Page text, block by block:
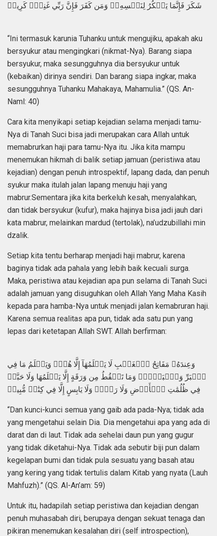
شَكَرَ فَإِنَّمَا يَشۡكُرُ لِنَفۡسِهِۦۖ وَمَن كَفَرَ فَإِنَّ رَبِّي غَنِيّٞ كَرِيمٞ
“Ini termasuk karunia Tuhanku untuk mengujiku, apakah aku
bersyukur atau mengingkari (nikmat-Nya). Barang siapa
bersyukur, maka sesungguhnya dia bersyukur untuk
(kebaikan) dirinya sendiri. Dan barang siapa ingkar, maka
sesungguhnya Tuhanku Mahakaya, Mahamulia.” (QS. An-
Naml: 40)
Cara kita menyikapi setiap kejadian selama menjadi tamu-
Nya di Tanah Suci bisa jadi merupakan cara Allah untuk
memabrurkan haji para tamu-Nya itu. Jika kita mampu
menemukan hikmah di balik setiap jamuan (peristiwa atau
kejadian) dengan penuh introspektif, lapang dada, dan penuh
syukur maka itulah jalan lapang menuju haji yang
mabrur.Sementara jika kita berkeluh kesah, menyalahkan,
dan tidak bersyukur (kufur), maka hajinya bisa jadi jauh dari
kata mabrur, melainkan mardud (tertolak), na’udzubillahi min
dzalik.
Setiap kita tentu berharap menjadi haji mabrur, karena
baginya tidak ada pahala yang lebih baik kecuali surga.
Maka, peristiwa atau kejadian apa pun selama di Tanah Suci
adalah jamuan yang disuguhkan oleh Allah Yang Maha Kasih
kepada para hamba-Nya untuk menjadi jalan kemabruran haji.
Karena semua realitas apa pun, tidak ada satu pun yang
lepas dari ketetapan Allah SWT. Allah berfirman:
وَعِندَهُۥ مَفَاتِحُ ٱلۡغَيۡبِ لَا يَعۡلَمُهَآ إِلَّا هُوَۚ وَيَعۡلَمُ مَا فِي
ٱلۡبَرِّ وَٱلۡبَحۡرِۚ وَمَا تَسۡقُطُ مِن وَرَقَةٍ إِلَّا يَعۡلَمُهَا وَلَا حَبَّةٖ
فِي ظُلُمَٰتِ ٱلۡأَرۡضِ وَلَا رَطۡبٖ وَلَا يَابِسٍ إِلَّا فِي كِتَٰبٖ مُّبِينٖ
“Dan kunci-kunci semua yang gaib ada pada-Nya; tidak ada
yang mengetahui selain Dia. Dia mengetahui apa yang ada di
darat dan di laut. Tidak ada sehelai daun pun yang gugur
yang tidak diketahui-Nya. Tidak ada sebutir biji pun dalam
kegelapan bumi dan tidak pula sesuatu yang basah atau
yang kering yang tidak tertulis dalam Kitab yang nyata (Lauh
Mahfuzh).” (QS. Al-An’am: 59)
Untuk itu, hadapilah setiap peristiwa dan kejadian dengan
penuh muhasabah diri, berupaya dengan sekuat tenaga dan
pikiran menemukan kesalahan diri (self introspection),